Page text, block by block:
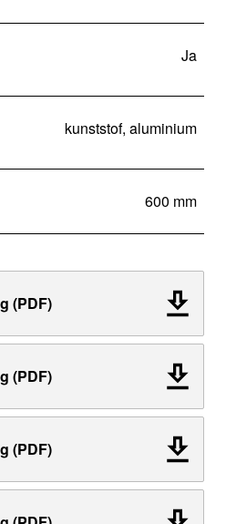
Ja
kunststof, aluminium
600 mm
(PDF)
(PDF)
(PDF)